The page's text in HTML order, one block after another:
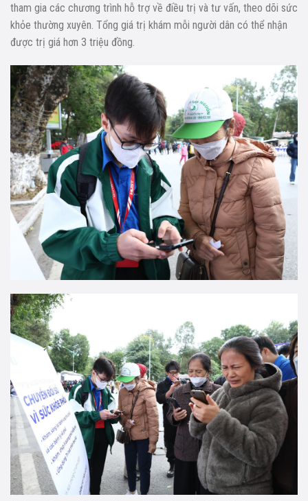
tham gia các chương trình hỗ trợ về điều trị và tư vấn, theo dõi sức
khỏe thường xuyên. Tổng giá trị khám mỗi người dân có thể nhận
được trị giá hơn 3 triệu đồng.